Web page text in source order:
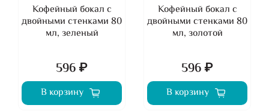
Кофейный бокал с
двойными стенками 80
мл, зеленый
596 ₽
В корзину
Кофейный бокал с
двойными стенками 80
мл, золотой
596 ₽
В корзину